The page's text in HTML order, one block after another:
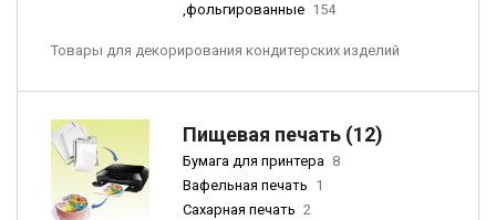
,фольгированные 154
Товары для декорирования кондитерских изделий
Пищевая печать (12)
Бумага для принтера 8
Вафельная печать 1
Сахарная печать 2